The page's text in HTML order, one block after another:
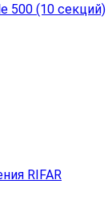
500 (10 секций)